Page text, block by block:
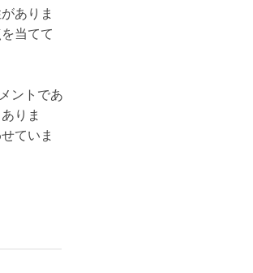
ありま
当てて
ントであ
りま
ていま